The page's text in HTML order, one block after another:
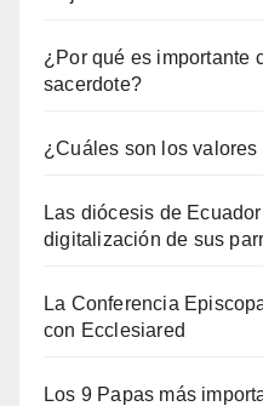
¿Por qué es importante
sacerdote?
¿Cuáles son los valores
Las diócesis de
digitalización de sus
La Conferencia
con Ecclesiared
Los 9 Papas más